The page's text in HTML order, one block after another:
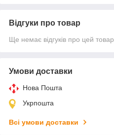
Відгуки про товар
Ще немає відгуків про цей товар
Умови доставки
Нова Пошта
Укрпошта
Всі умови доставки